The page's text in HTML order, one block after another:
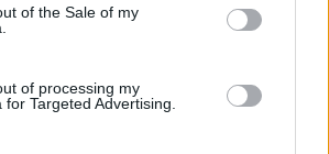
of the Sale of my
of processing my
Targeted Advertising.
της οικονομίας. Είμαστε
τεράστια, δομική πρόκληση.
να δράσουμε τώρα, με τρόπο
τολμηρό. Η μόνη δυνατότητα
οι κραδασμοί στην